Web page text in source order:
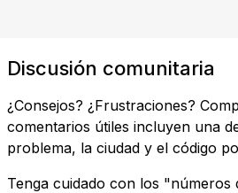
Discusión comunitaria
¿Consejos? ¿Frustraciones?
comentarios útiles incluyen una
problema, la ciudad y el código
Tenga cuidado con los "números